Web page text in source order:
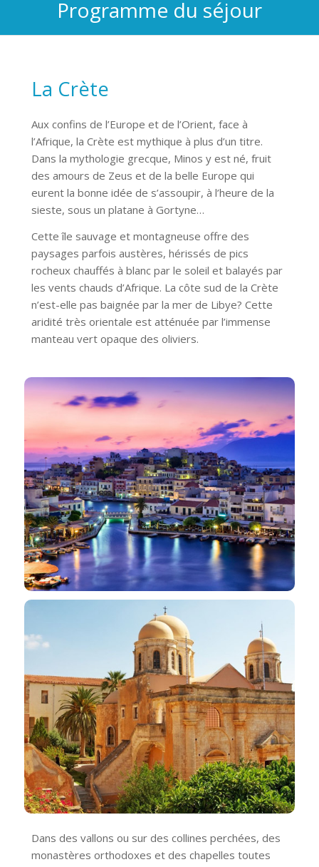
Programme du séjour
La Crète
Aux confins de l’Europe et de l’Orient, face à
l’Afrique, la Crète est mythique à plus d’un titre.
Dans la mythologie grecque, Minos y est né, fruit
des amours de Zeus et de la belle Europe qui
eurent la bonne idée de s’assoupir, à l’heure de la
sieste, sous un platane à Gortyne…
Cette île sauvage et montagneuse offre des
paysages parfois austères, hérissés de pics
rocheux chauffés à blanc par le soleil et balayés par
les vents chauds d’Afrique. La côte sud de la Crète
n’est-elle pas baignée par la mer de Libye? Cette
aridité très orientale est atténuée par l’immense
manteau vert opaque des oliviers.
Dans des vallons ou sur des collines perchées, des
monastères orthodoxes et des chapelles toutes